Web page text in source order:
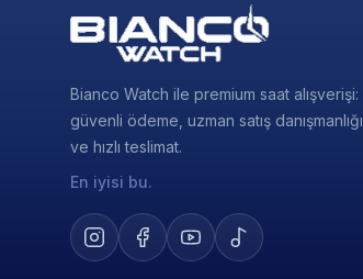
Bianco Watch ile premium saat alışverişi:
güvenli ödeme, uzman satış danışmanlığı
ve hızlı teslimat.
En iyisi bu.